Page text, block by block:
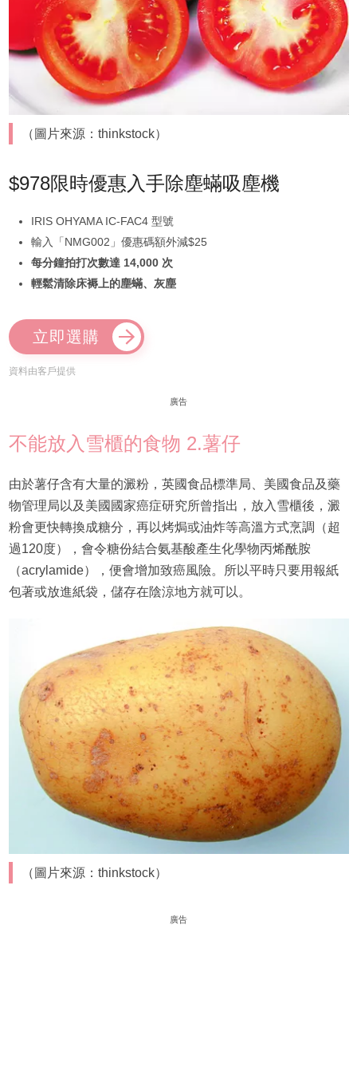
（圖片來源：thinkstock）
$978限時優惠入手除塵蟎吸塵機
IRIS OHYAMA IC-FAC4 型號
輸入「NMG002」優惠碼額外減$25
每分鐘拍打次數達 14,000 次
輕鬆清除床褥上的塵蟎、灰塵
立即選購
資料由客戶提供
廣告
不能放入雪櫃的食物 2.薯仔
由於薯仔含有大量的澱粉，英國食品標準局、美國食品及藥
物管理局以及美國國家癌症研究所曾指出，放入雪櫃後，澱
粉會更快轉換成糖分，再以烤焗或油炸等高溫方式烹調（超
過120度），會令糖份結合氨基酸產生化學物丙烯酰胺
（acrylamide），便會增加致癌風險。所以平時只要用報紙
包著或放進紙袋，儲存在陰涼地方就可以。
（圖片來源：thinkstock）
廣告